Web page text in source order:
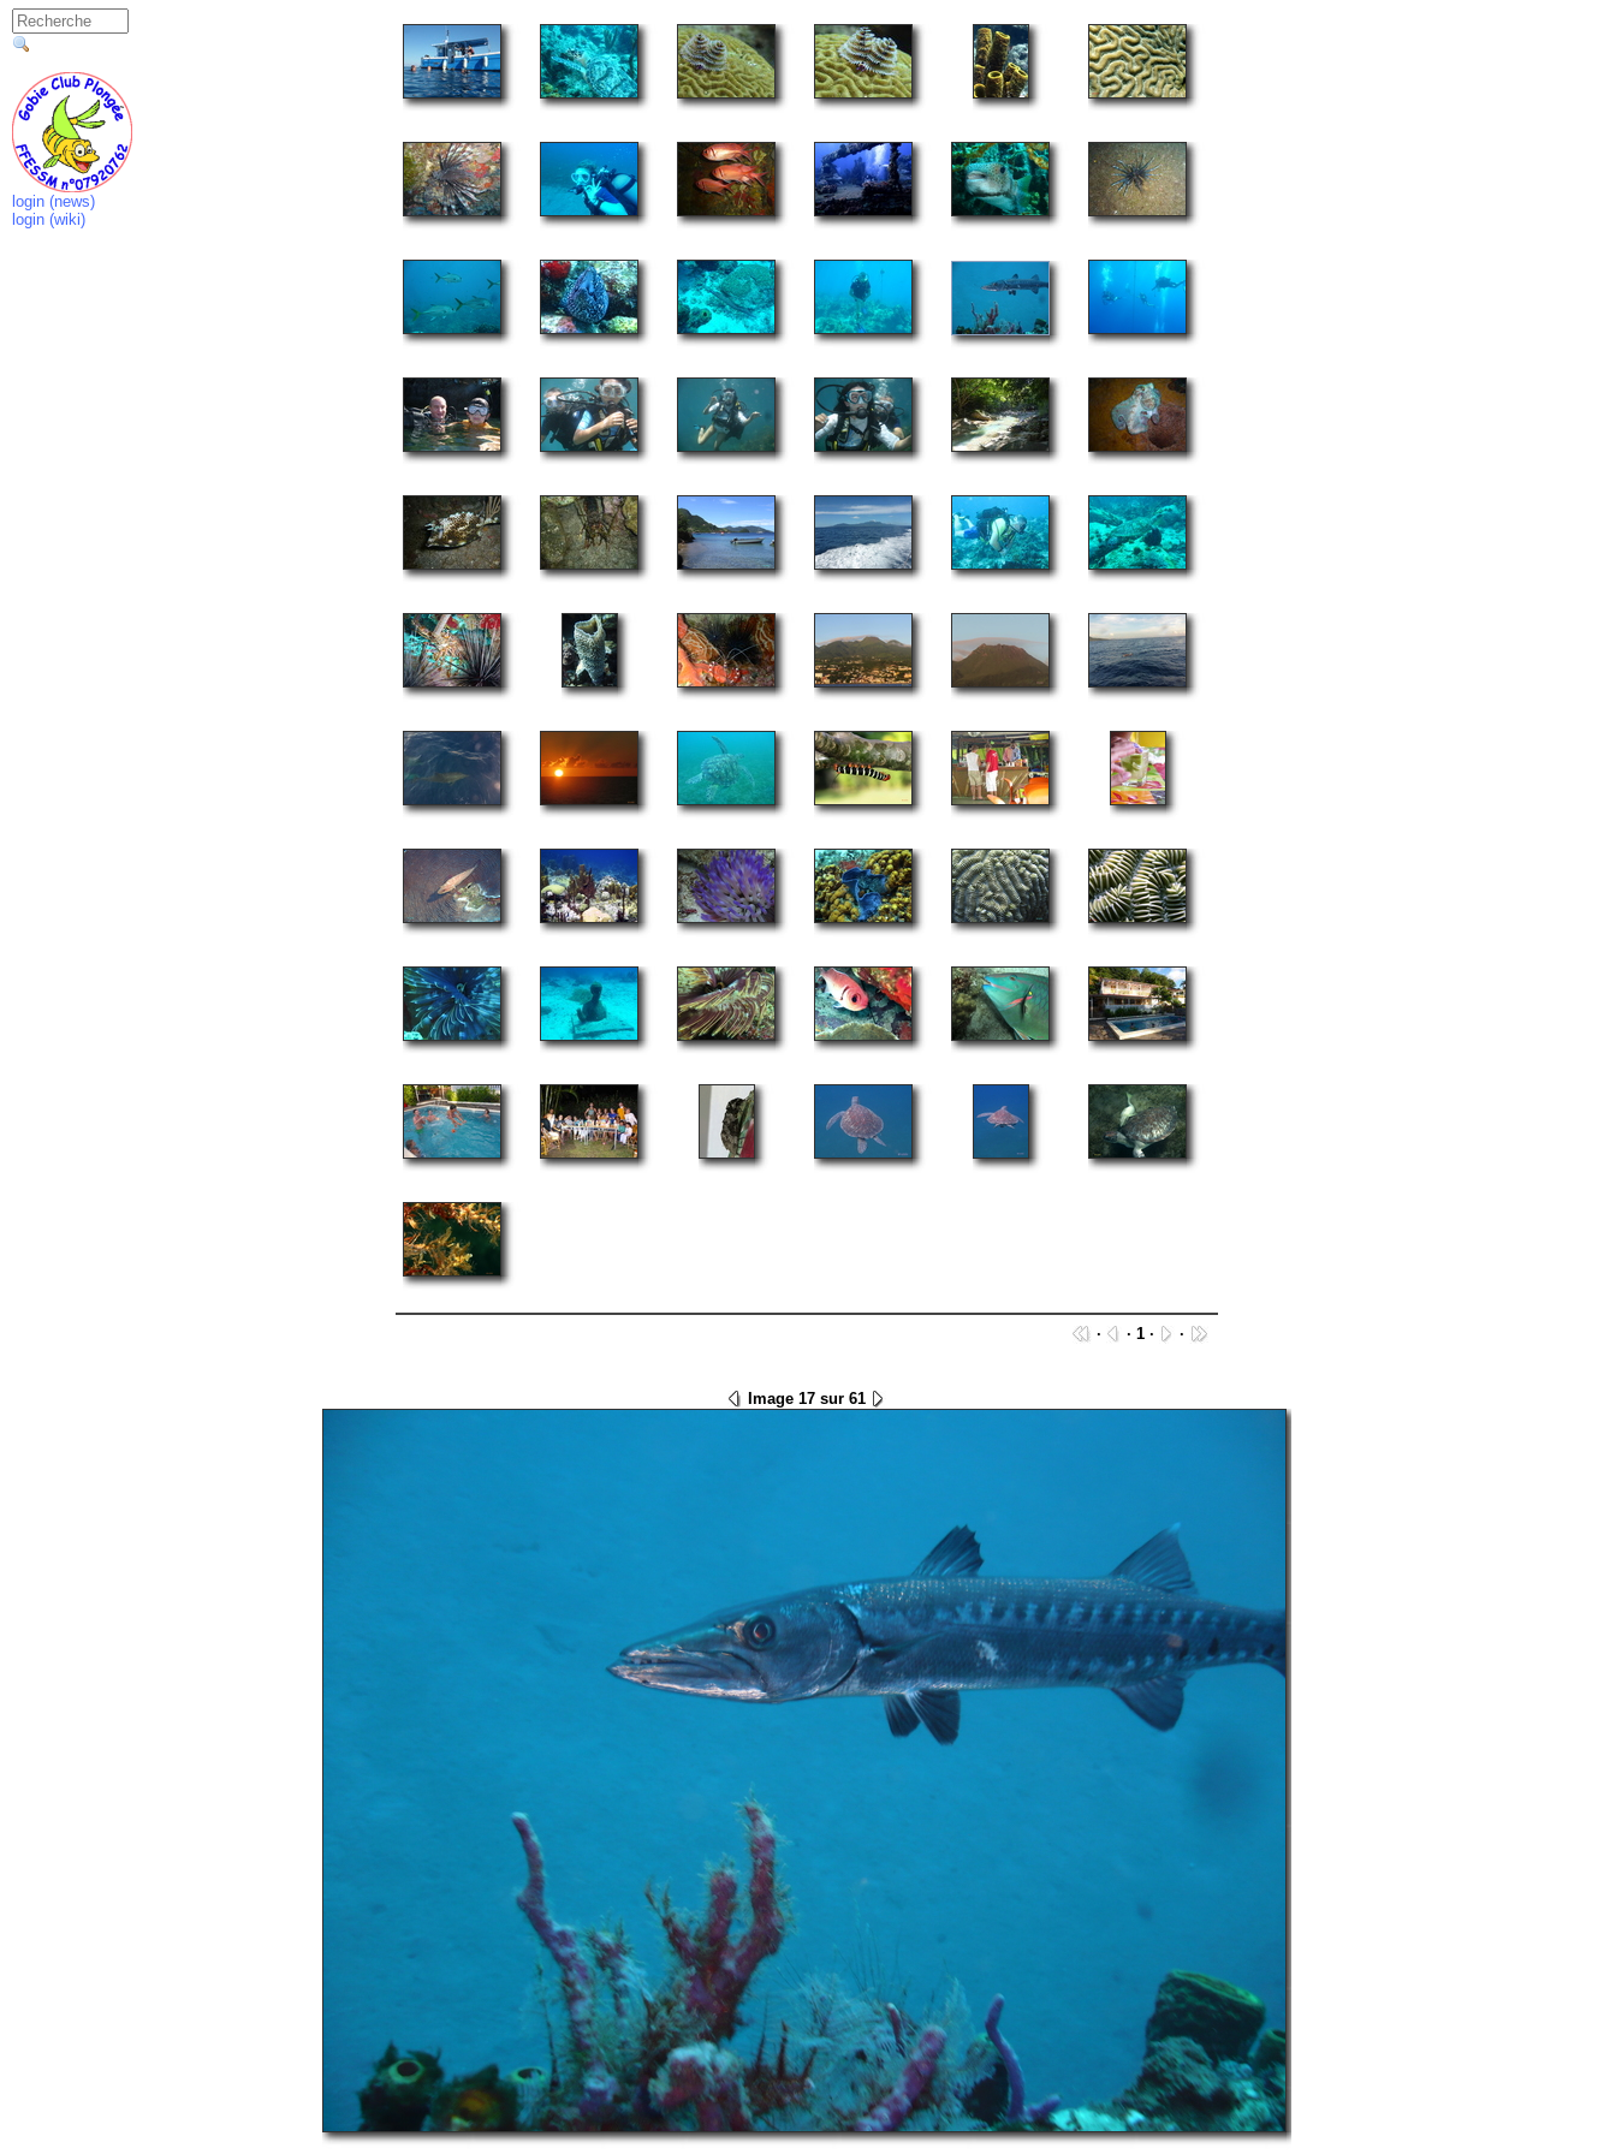
login (news)
login (wiki)
· · 1 · ·
Image 17 sur 61